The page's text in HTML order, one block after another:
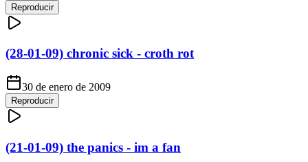
Reproducir
(28-01-09) chronic sick - croth rot
30 de enero de 2009
Reproducir
(21-01-09) the panics - im a fan